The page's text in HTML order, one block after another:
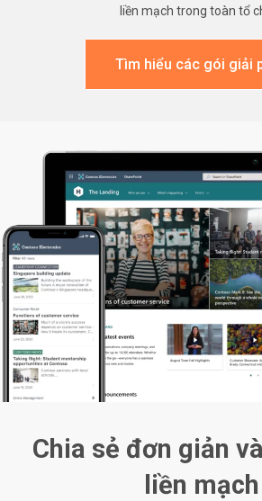
liền mạch trong toàn tổ
Tìm hiểu các gói giải
Chia sẻ đơn giản
liền mạch